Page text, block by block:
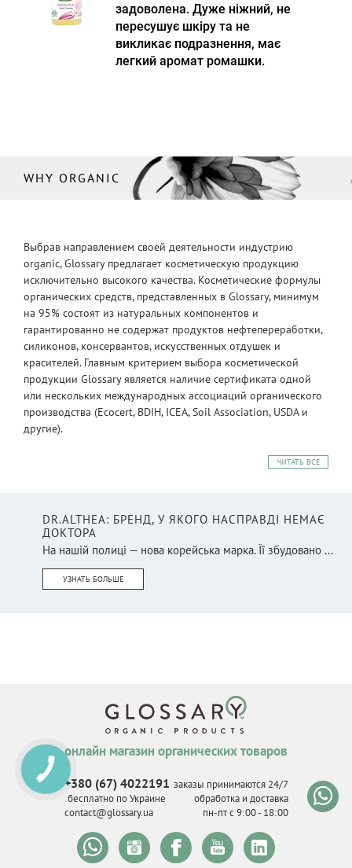
задоволена. Дуже ніжний, не
пересушує шкіру та не
викликає подразнення, має
легкий аромат ромашки.
WHY ORGANIC
Выбрав направлением своей деятельности индустрию
organic, Glossary предлагает косметическую продукцию
исключительно высокого качества. Косметические формулы
органических средств, представленных в Glossary, минимум
на 95% состоят из натуральных компонентов и
гарантированно не содержат продуктов нефтепереработки,
силиконов, консервантов, искусственных отдушек и
красителей. Главным критерием выбора косметической
продукции Glossary является наличие сертификата одной
или нескольких международных ассоциаций органического
производства (Ecocert, BDIH, ICEA, Soil Association, USDA и
другие).
ЧИТАТЬ ВСЕ
DR.ALTHEA: БРЕНД, У ЯКОГО НАСПРАВДІ НЕМАЄ
ДОКТОРА
На нашій полиці — нова корейська марка. Її збудовано ...
УЗНАТЬ БОЛЬШЕ
онлайн магазин органических товаров
+380 (67) 4022191
бесплатно по Украине
contact@glossary.ua
заказы принимаются 24/7
обработка и доставка
пн-пт с 9:00 - 18:00
КНОПКА
СВЯЗИ